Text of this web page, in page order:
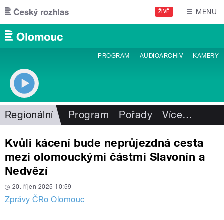
Přejít k hlavnímu obsahu
ŽIVĚ MENU
PROGRAM AUDIOARCHIV KAMERY
Regionální Program Pořady Více…
Kvůli kácení bude neprůjezdná cesta
mezi olomouckými částmi Slavonín a
Nedvězí
20. říjen 2025 10:59
Zprávy ČRo Olomouc